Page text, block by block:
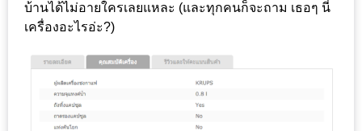
สาว
เหนือ
กับ
สลัด
หนุ่ม
บ้านนา
บ้านได้ไม่อายใครเลยแหละ (และทุกคนก็จะถาม เธอๆ นี่
เครื่องอะไรอ่ะ?)